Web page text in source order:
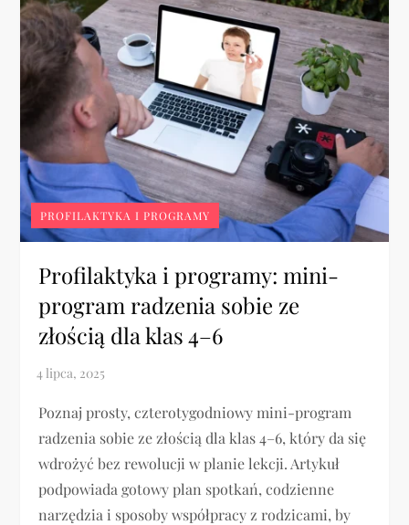
PROFILAKTYKA I PROGRAMY
Profilaktyka i programy: mini-
program radzenia sobie ze
złością dla klas 4–6
Poznaj prosty, czterotygodniowy mini-program
radzenia sobie ze złością dla klas 4–6, który da się
wdrożyć bez rewolucji w planie lekcji. Artykuł
podpowiada gotowy plan spotkań, codzienne
narzędzia i sposoby współpracy z rodzicami, by